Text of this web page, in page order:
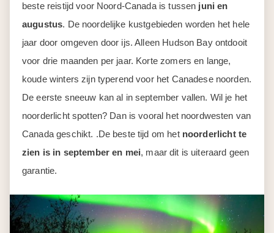
beste reistijd voor Noord-Canada is tussen juni en
augustus. De noordelijke kustgebieden worden het hele
jaar door omgeven door ijs. Alleen Hudson Bay ontdooit
voor drie maanden per jaar. Korte zomers en lange,
koude winters zijn typerend voor het Canadese noorden.
De eerste sneeuw kan al in september vallen. Wil je het
noorderlicht spotten? Dan is vooral het noordwesten van
Canada geschikt. .De beste tijd om het noorderlicht te
zien is in september en mei, maar dit is uiteraard geen
garantie.